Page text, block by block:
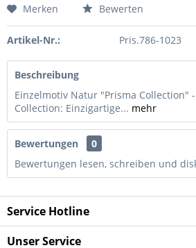
Merken Bewerten
Artikel-Nr.: Pris.786-1023
Beschreibung
Einzelmotiv Natur "Prisma Collection"
Collection: Einzigartige... mehr
Bewertungen
0
Bewertungen lesen, schreiben und
Service Hotline
Unser Service